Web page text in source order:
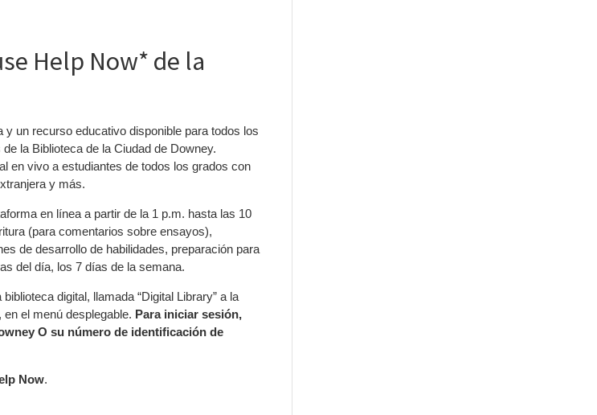
Help Now* de la
un recurso educativo disponible para todos los
la Biblioteca de la Ciudad de Downey.
en vivo a estudiantes de todos los grados con
y más.
en línea a partir de la 1 p.m. hasta las 10
(para comentarios sobre ensayos),
de desarrollo de habilidades, preparación para
del día, los 7 días de la semana.
digital, llamada “Digital Library” a la
el menú desplegable. Para iniciar sesión,
O su número de identificación de
Now.